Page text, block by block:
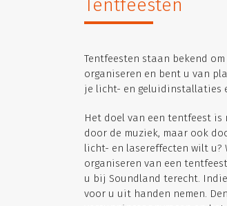
Tentfeesten
Tentfeesten staan bekend
organiseren en bent u van
je licht- en geluidinstallaties
Het doel van een tentfeest
door de muziek, maar ook
licht- en lasereffecten wilt u?
organiseren van een
u bij Soundland terecht.
voor u uit handen nemen.